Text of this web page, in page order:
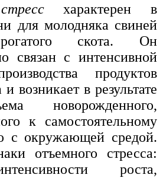
характерен в
для молодняка свиней
скота. Он
связан с интенсивной
продуктов
возникает в результате
новорожденного,
к самостоятельному
с окружающей средой.
отъемного стресса:
роста,